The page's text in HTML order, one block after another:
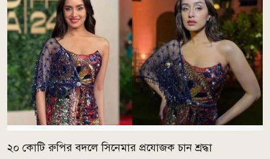
২০ কোটি রুপির বদলে সিনেমার প্রযোজক চান শ্রদ্ধা